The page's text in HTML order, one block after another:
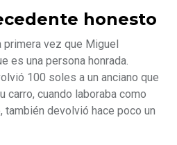
honesto
vez que Miguel
es una persona honrada.
100 soles a un anciano que
carro, cuando laboraba como
devolvió hace poco un